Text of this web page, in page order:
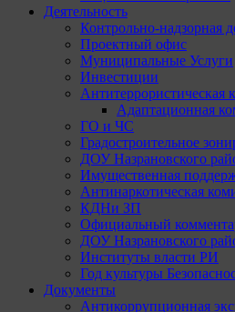
Деятельность
Контрольно-надзорная
Проектный офис
Муниципальные Услуги
Инвестиции
Антитеррористическая
Адаптационная
ГО и ЧС
Градостроительное
ДОУ Назрановского
Имущественная
Антинаркотическая
КДНи ЗП
Официальный
ДОУ Назрановского
Институты власти РИ
Год культуры
Документы
Антикоррупционная